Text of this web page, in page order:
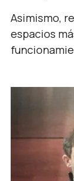
Asimismo,
espacios